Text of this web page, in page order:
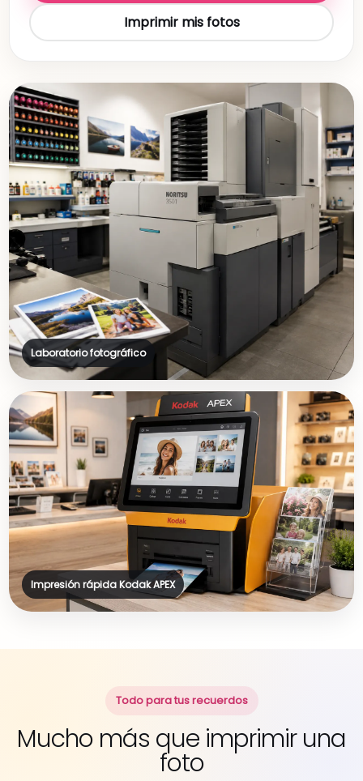
Imprimir mis fotos
Laboratorio fotográfico
Impresión rápida Kodak APEX
Todo para tus recuerdos
Mucho más que imprimir una
foto